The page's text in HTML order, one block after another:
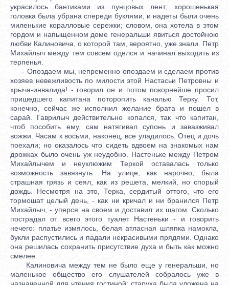
украсилось бантиками из пунцовых лент; хорошенькая
головка была убрана спереди буклями, и надеты были очень
миленькие коралловые сережки; словом, она хотела в этом
гордом и напыщенном доме генеральши явиться достойною
любви Калиновича, о которой там, вероятно, уже знали. Петр
Михайлыч между тем совсем оделся и начинал выходить из
терпенья.
- Опоздаем мы, непременно опоздаем и сделаем против
хозяев невежливость по милости этой Настасьи Петровны и
хрыча-инвалида! - говорил он и потом покорнейше просил
пришедшего капитана поторопить каналью Терку. Тот,
конечно, сейчас же исполнил желание брата и пошел в
сарай. Гаврилыч действительно копался, так что капитан,
чтоб пособить ему, сам натягивал супонь и завазживал
вожжи. Часам к восьми, наконец, все уладилось. Отец и дочь
поехали; но оказалось что сидеть вдвоем на знакомых нам
дрожках было очень уж неудобно. Настеньке между Петром
Михайлычем и неуклюжим Теркой оставалась только
возможность завязнуть. На улице, как нарочно, была
страшная грязь и сеял, как из решета, мелкий, но спорый
дождь. Несмотря на это, Терка, сердитый оттого, что его
тормошат целый день, - как ни кричал и ни бранился Петр
Михайлыч, - уперся на своем и доставил их шагом. Сколько
пострадал от всего этого туалет Настеньки - и говорить
нечего: платье измялось, белая атласная шляпка намокла,
букли распустились и падали некрасивыми прядями. Однако
она решилась сохранить присутствие духа и быть как можно
смелее.
Калиновича между тем не было еще у генеральши, но
маленькое общество его слушателей собралось уже в
назначенной для чтения гостиной; старуха была уложена на